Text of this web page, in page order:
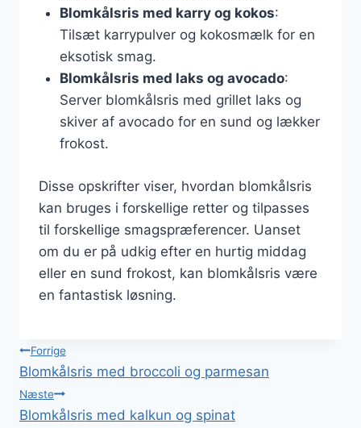
Blomkålsris med karry og kokos:
Tilsæt karrypulver og kokosmælk for en
eksotisk smag.
Blomkålsris med laks og avocado:
Server blomkålsris med grillet laks og
skiver af avocado for en sund og lækker
frokost.
Disse opskrifter viser, hvordan blomkålsris
kan bruges i forskellige retter og tilpasses
til forskellige smagspræferencer. Uanset
om du er på udkig efter en hurtig middag
eller en sund frokost, kan blomkålsris være
en fantastisk løsning.
Indlægsnavigation
Forrige
Blomkålsris med broccoli og parmesan
Næste
Blomkålsris med kalkun og spinat